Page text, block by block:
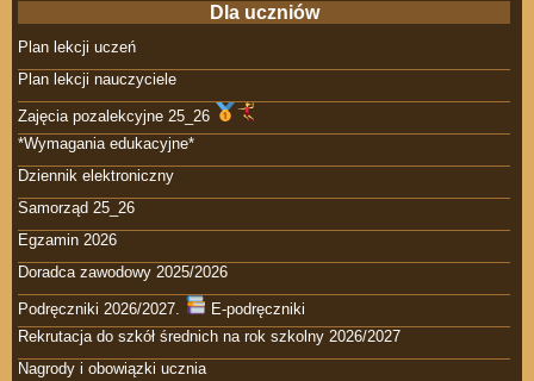
Dla uczniów
Plan lekcji uczeń
Plan lekcji nauczyciele
Zajęcia pozalekcyjne 25_26
*Wymagania edukacyjne*
Dziennik elektroniczny
Samorząd 25_26
Egzamin 2026
Doradca zawodowy 2025/2026
Podręczniki 2026/2027.
E-podręczniki
Rekrutacja do szkół średnich na rok szkolny 2026/2027
Nagrody i obowiązki ucznia